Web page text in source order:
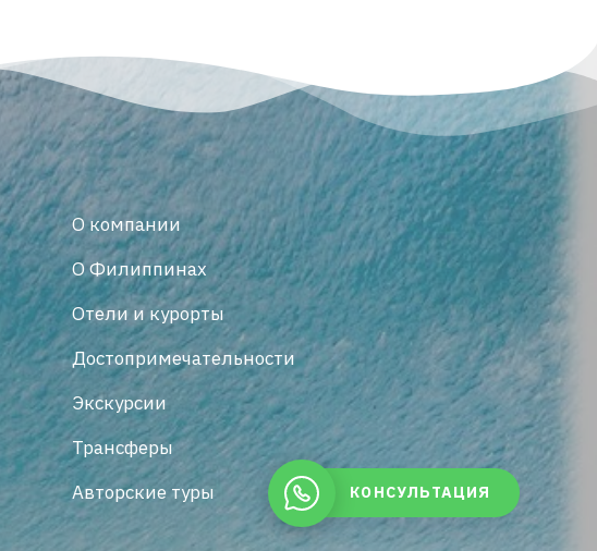
КОНСУЛЬТАЦИЯ
О компании
О Филиппинах
Отели и курорты
Достопримечательности
Экскурсии
Трансферы
Авторские туры